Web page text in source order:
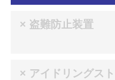
× 盗難防止装置
× アイドリングスト